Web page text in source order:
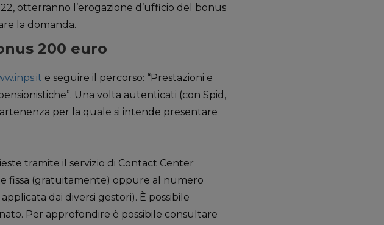
otterranno l’erogazione d’ufficio del bonus
la domanda.
200 euro
e seguire il percorso: “Prestazioni e
Una volta autenticati (con Spid,
per la quale si intende presentare
tramite il servizio di Contact Center
fissa (gratuitamente) oppure al numero
dai diversi gestori). È possibile
Per approfondire è possibile consultare